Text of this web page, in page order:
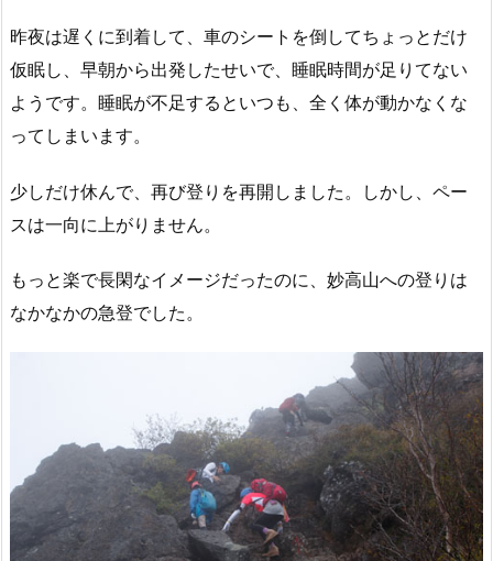
昨夜は遅くに到着して、車のシートを倒してちょっとだけ
仮眠し、早朝から出発したせいで、睡眠時間が足りてない
ようです。睡眠が不足するといつも、全く体が動かなくな
ってしまいます。
少しだけ休んで、再び登りを再開しました。しかし、ペー
スは一向に上がりません。
もっと楽で長閑なイメージだったのに、妙高山への登りは
なかなかの急登でした。